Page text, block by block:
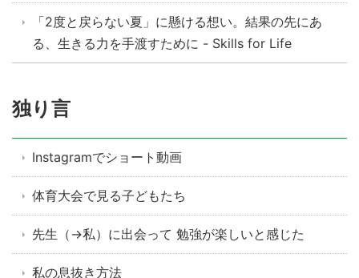
「2度と戻らない夏」に懸ける想い。結果の先にあ
る、生きる力を手渡すために - Skills for Life
独り言
Instagramでショート動画
体育大会で見る子どもたち
先生（→私）に出会って 勉強が楽しいと感じた
私の息抜き方法